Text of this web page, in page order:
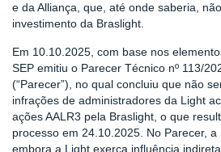
e da Alliança, que, até onde saberia,
investimento da Braslight.
Em 10.10.2025, com base nos
SEP emitiu o Parecer Técnico nº 113/
(“Parecer”), no qual concluiu que não
infrações de administradores da Light
ações AALR3 pela Braslight, o que
processo em 24.10.2025. No Parecer,
embora a Light exerça influência